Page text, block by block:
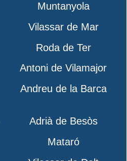
Muntanyola
Vilassar de Mar
Roda de Ter
Antoni de Vilamajor
Andreu de la Barca
Adrià de Besòs
Mataró